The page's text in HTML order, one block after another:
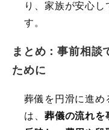
り、家族が安心し
す。
まとめ：事前相談
ために
葬儀を円滑に進め
は、 葬儀の流れを